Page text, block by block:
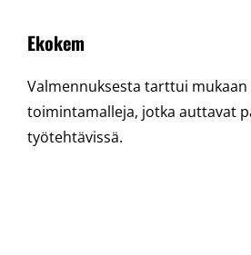
Ekokem
Valmennuksesta tarttui mukaan
toimintamalleja, jotka auttavat
työtehtävissä.